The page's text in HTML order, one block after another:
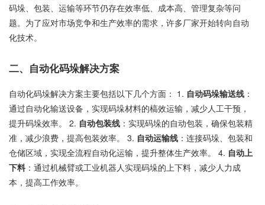
码垛、包装、运输等环节仍存在效率低、成本高、管理复杂等问
题。为了应对市场竞争和生产效率的需求，许多厂家开始转向自动
化技术。
二、自动化码垛解决方案
自动化码垛解决方案主要包括以下几个方面： 1. 自动码垛输送线 ：
通过自动化输送设备，实现码垛材料的槁效运输，减少人工干预，
提升码垛效率。 2. 自动包装线 ：实现码垛的自动包装，确保包装精
准，减少浪费，提高包装效率。 3. 自动运输线 ：连接码垛、包装和
仓储区域，实现全流程自动化运输，提升整体生产效率。 4. 自动上
下料 ：通过机械臂或工业机器人实现码垛的上下料，减少人力成
本，提高工作效率。